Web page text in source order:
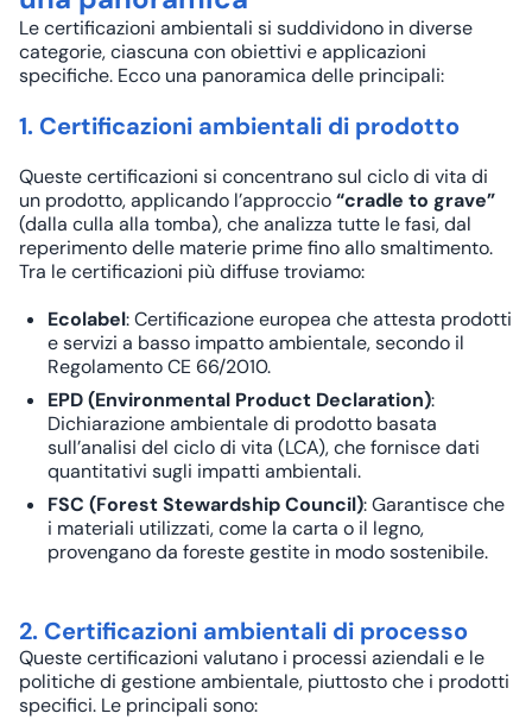
Le certificazioni ambientali si suddividono in diverse
categorie, ciascuna con obiettivi e applicazioni
specifiche. Ecco una panoramica delle principali:
1. Certificazioni ambientali di prodotto
Queste certificazioni si concentrano sul ciclo di vita di
un prodotto, applicando l’approccio“cradle to grave”
(dalla culla alla tomba), che analizza tutte le fasi, dal
reperimento delle materie prime fino allo smaltimento.
Tra le certificazioni più diffuse troviamo:
Ecolabel: Certificazione europea che attesta prodotti
e servizi a basso impatto ambientale, secondo il
Regolamento CE 66/2010.
EPD (Environmental Product Declaration):
Dichiarazione ambientale di prodotto basata
sull’analisi del ciclo di vita (LCA), che fornisce dati
quantitativi sugli impatti ambientali.
FSC (Forest Stewardship Council): Garantisce che
i materiali utilizzati, come la carta o il legno,
provengano da foreste gestite in modo sostenibile.
2. Certificazioni ambientali di processo
Queste certificazioni valutano i processi aziendali e le
politiche di gestione ambientale, piuttosto che i prodotti
specifici. Le principali sono: